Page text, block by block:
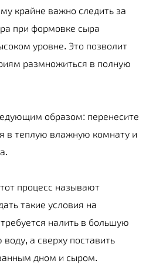
крайне важно следить за
при формовке сыра
уровне. Это позволит
размножиться в полную
образом: перенесите
в теплую влажную комнату и
процесс называют
такие условия на
налить в большую
а сверху поставить
дном и сыром.